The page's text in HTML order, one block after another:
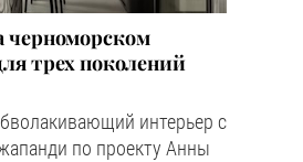
черноморском
трех поколений
интерьер с
по проекту Анны